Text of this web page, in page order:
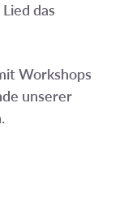
das
Workshops
unserer